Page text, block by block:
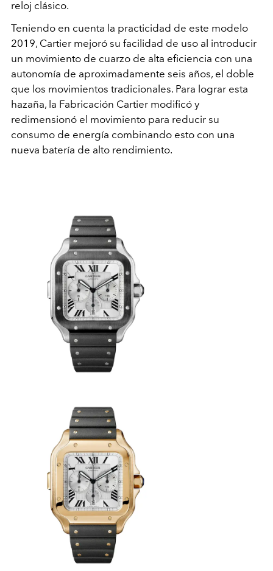
reloj clásico.
Teniendo en cuenta la practicidad de este modelo
2019, Cartier mejoró su facilidad de uso al introducir
un movimiento de cuarzo de alta eficiencia con una
autonomía de aproximadamente seis años, el doble
que los movimientos tradicionales. Para lograr esta
hazaña, la Fabricación Cartier modificó y
redimensionó el movimiento para reducir su
consumo de energía combinando esto con una
nueva batería de alto rendimiento.